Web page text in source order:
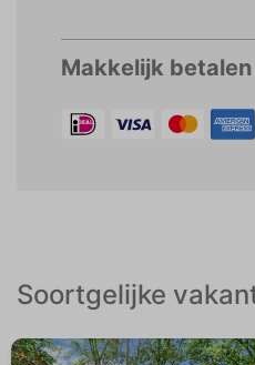
Makkelijk
Soortgelijke